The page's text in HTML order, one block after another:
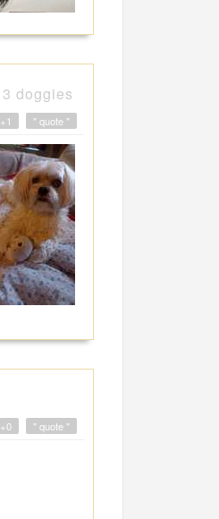
3 doggies
" quote "
+1
" quote "
+0